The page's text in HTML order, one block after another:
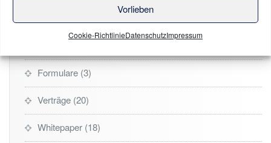
Vorlieben
Cookie-RichtlinieDatenschutzImpressum
Formulare 3
Verträge 20
Whitepaper 18